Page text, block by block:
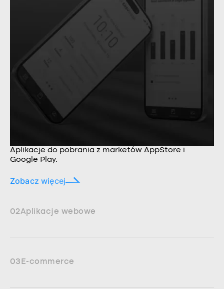
Aplikacje do pobrania z marketów AppStore i
Google Play.
Zobacz więcej
02Aplikacje webowe
03E-commerce